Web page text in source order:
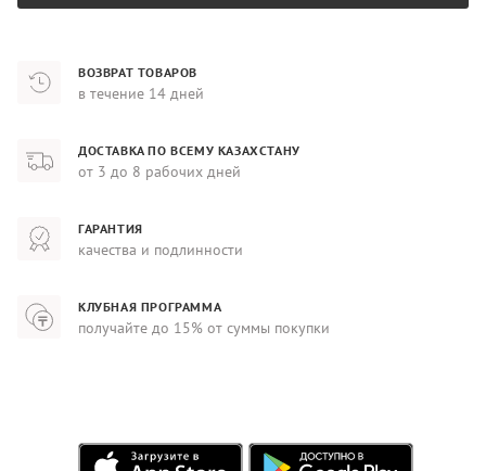
ВОЗВРАТ ТОВАРОВ
в течение 14 дней
ДОСТАВКА ПО ВСЕМУ КАЗАХСТАНУ
от 3 до 8 рабочих дней
ГАРАНТИЯ
качества и подлинности
КЛУБНАЯ ПРОГРАММА
получайте до 15% от суммы покупки